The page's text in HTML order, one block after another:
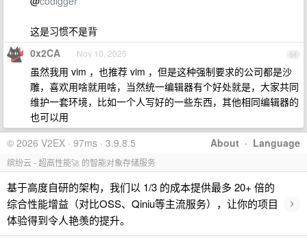
这是习惯不是背
64
0x2CA Nov 10, 2025
虽然我用 vim ，也推荐 vim ，但是这种强制要求的公司都是沙
雕，喜欢用啥就用啥，当然统一编辑器有个好处就是，大家共同
维护一套环境，比如一个人写好的一些东西，其他相同编辑器的
也可以用
About · Language
© 2026 V2EX · 97ms · 3.9.8.5
缤纷云 - 超高性能🚀 的智能对象存储服务
基于高度自研的架构，我们以 1/3 的成本提供最多 20+ 倍的
综合性能增益（对比OSS、Qiniu等主流服务），让你的项目
体验得到令人艳羡的提升。
›